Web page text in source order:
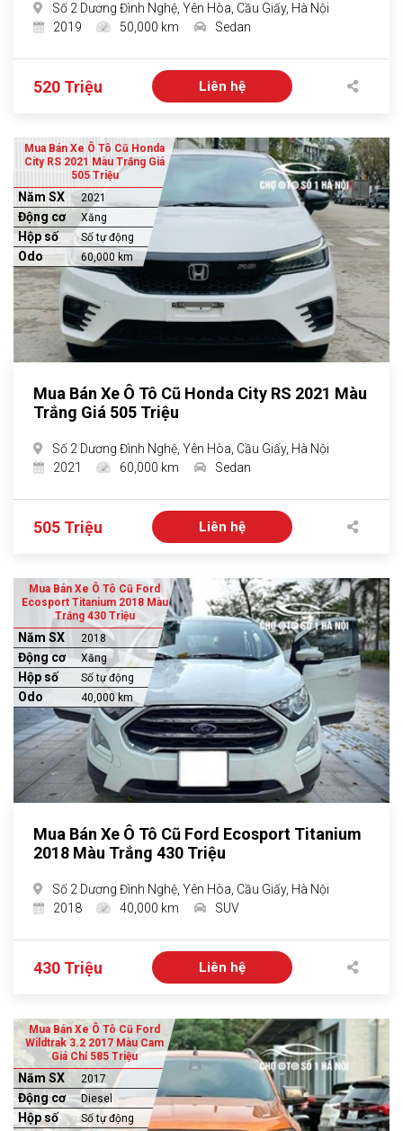
Số 2 Dương Đình Nghệ, Yên Hòa, Cầu Giấy, Hà Nội
2019
50,000 km Sedan
520 Triệu Liên hệ
Mua Bán Xe Ô Tô Cũ Honda
City RS 2021 Màu Trắng Giá
505 Triệu
Năm SX 2021
Động cơ Xăng
Hộp số Số tự động
Odo 60,000 km
Mua Bán Xe Ô Tô Cũ Honda City RS 2021 Màu
Trắng Giá 505 Triệu
Số 2 Dương Đình Nghệ, Yên Hòa, Cầu Giấy, Hà Nội
2021
60,000 km Sedan
505 Triệu Liên hệ
Mua Bán Xe Ô Tô Cũ Ford
Ecosport Titanium 2018 Màu
Trắng 430 Triệu
Năm SX 2018
Động cơ Xăng
Hộp số Số tự động
Odo 40,000 km
Mua Bán Xe Ô Tô Cũ Ford Ecosport Titanium
2018 Màu Trắng 430 Triệu
Số 2 Dương Đình Nghệ, Yên Hòa, Cầu Giấy, Hà Nội
2018
40,000 km SUV
430 Triệu Liên hệ
Mua Bán Xe Ô Tô Cũ Ford
Wildtrak 3.2 2017 Màu Cam
Giá Chỉ 585 Triệu
Năm SX 2017
Động cơ Diesel
Hộp số Số tự động